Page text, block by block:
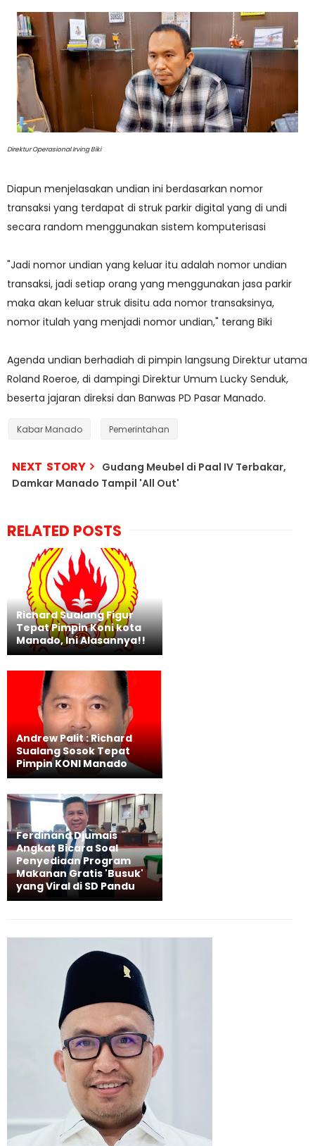
Direktur Operasional Irving Biki
Diapun menjelasakan undian ini berdasarkan nomor
transaksi yang terdapat di struk parkir digital yang di undi
secara random menggunakan sistem komputerisasi
"Jadi nomor undian yang keluar itu adalah nomor undian
transaksi, jadi setiap orang yang menggunakan jasa parkir
maka akan keluar struk disitu ada nomor transaksinya,
nomor itulah yang menjadi nomor undian," terang Biki
Agenda undian berhadiah di pimpin langsung Direktur utama
Roland Roeroe, di dampingi Direktur Umum Lucky Senduk,
beserta jajaran direksi dan Banwas PD Pasar Manado.
Kabar Manado Pemerintahan
NEXT STORY
Gudang Meubel di Paal IV Terbakar,
Damkar Manado Tampil 'All Out'
RELATED POSTS
Richard Sualang Figur
Tepat Pimpin Koni kota
Manado, Ini Alasannya!!
Andrew Palit : Richard
Sualang Sosok Tepat
Pimpin KONI Manado
Ferdinand Djumais
Angkat Bicara Soal
Penyediaan Program
Makanan Gratis 'Busuk'
yang Viral di SD Pandu